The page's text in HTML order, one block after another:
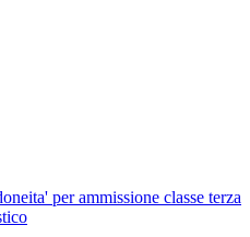
per ammissione classe terza